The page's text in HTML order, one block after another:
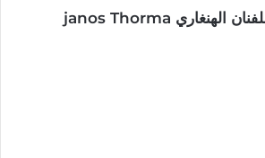
الرسمة الملحقة للفنان الهنغاري janos Thorma